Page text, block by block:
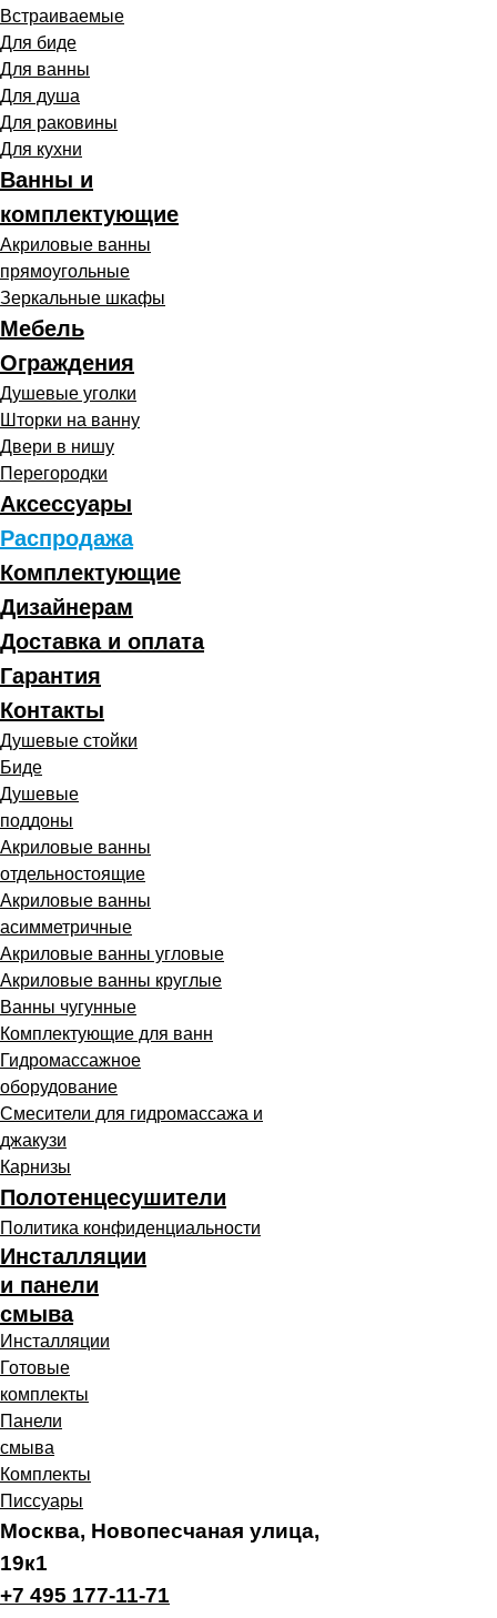
Встраиваемые
Для биде
Для ванны
Для душа
Для раковины
Для кухни
Ванны и
комплектующие
Акриловые ванны
прямоугольные
Зеркальные шкафы
Мебель
Ограждения
Душевые уголки
Шторки на ванну
Двери в нишу
Перегородки
Аксессуары
Распродажа
Комплектующие
Дизайнерам
Доставка и оплата
Гарантия
Контакты
Душевые стойки
Биде
Душевые
поддоны
Акриловые ванны
отдельностоящие
Акриловые ванны
асимметричные
Акриловые ванны угловые
Акриловые ванны круглые
Ванны чугунные
Комплектующие для ванн
Гидромассажное
оборудование
Смесители для гидромассажа и
джакузи
Карнизы
Полотенцесушители
Политика конфиденциальности
Инсталляции
и панели
смыва
Инсталляции
Готовые
комплекты
Панели
смыва
Комплекты
Писсуары
Москва, Новопесчаная улица,
19к1
+7 495 177-11-71